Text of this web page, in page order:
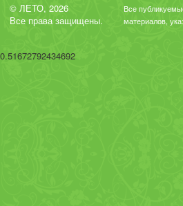
© ЛЕТО, 2026
Все права защищены.
Все
материалов,
0.51672792434692